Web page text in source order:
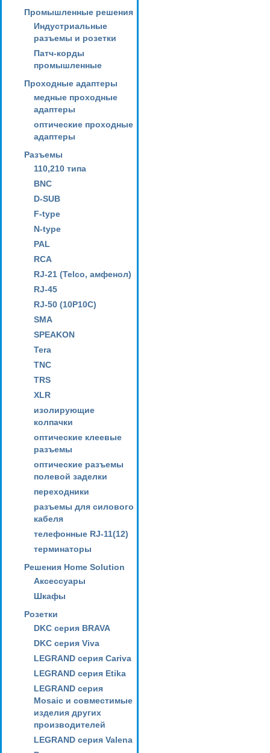
Промышленные решения
Индустриальные
разъемы и розетки
Патч-корды
промышленные
Проходные адаптеры
медные проходные
адаптеры
оптические проходные
адаптеры
Разъемы
110,210 типа
BNC
D-SUB
F-type
N-type
PAL
RCA
RJ-21 (Telco, амфенол)
RJ-45
RJ-50 (10P10C)
SMA
SPEAKON
Tera
TNC
TRS
XLR
изолирующие
колпачки
оптические клеевые
разъемы
оптические разъемы
полевой заделки
переходники
разъемы для силового
кабеля
телефонные RJ-11(12)
терминаторы
Решения Home Solution
Аксессуары
Шкафы
Розетки
DKC серия BRAVA
DKC серия Viva
LEGRAND серия Cariva
LEGRAND серия Etika
LEGRAND серия
Mosaic и совместимые
изделия других
производителей
LEGRAND серия Valena